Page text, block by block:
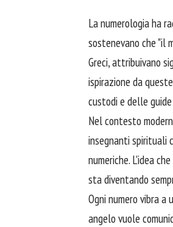
La numerologia ha
sostenevano che "il
Greci, attribuivano
ispirazione da
custodi e delle
Nel contesto
insegnanti spirituali
numeriche. L'idea
sta diventando
Ogni numero vibra a
angelo vuole